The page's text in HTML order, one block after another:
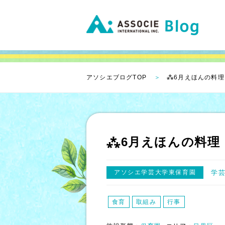
アソシエブログTOP ⁂6月えほんの料理
⁂6月えほんの料理
アソシエ学芸大学東保育園 学
食育 取組み 行事